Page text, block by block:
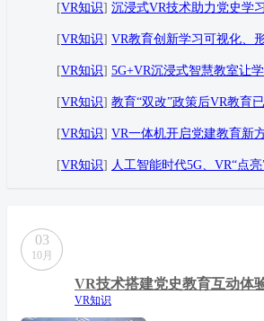
[VR知识] 沉浸式VR技术助力党史学
[VR知识] VR教育创新学习可视化、
[VR知识] 5G+VR沉浸式智慧教室让
[VR知识] 教育“双改”政策后VR教育
[VR知识] VR一体机开启党建教育新
[VR知识] 人工智能时代5G、VR“点
03
10月
VR技术搭建党史教育互动体
VR知识